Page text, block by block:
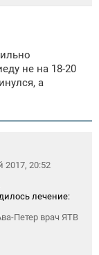
не на 18-20
а
2017, 20:52
лечение:
Петер врач ЯТВ